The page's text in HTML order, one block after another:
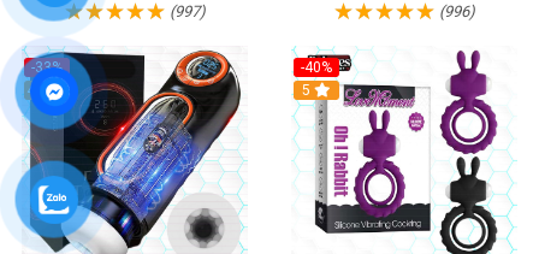
(997) (996)
-33%
Hot
4.9
-40%
5